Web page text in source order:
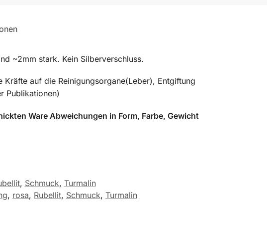
~2mm stark. Kein Silberverschluss.
auf die Reinigungsorgane(Leber), Entgiftung
Publikationen)
Ware Abweichungen in Form, Farbe, Gewicht
, Schmuck, Turmalin
, rosa, Rubellit, Schmuck, Turmalin